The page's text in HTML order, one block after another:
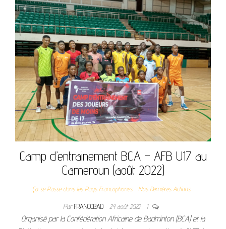
Camp d’entrainement BCA – AFB U17 au
Cameroun (août 2022)
Ça se Passe dans les Pays Francophones Nos Dernières Actions
ParFRANCOBAD 24 août 2022 1
Organisé par la Confédération Africaine de Badminton (BCA) et la